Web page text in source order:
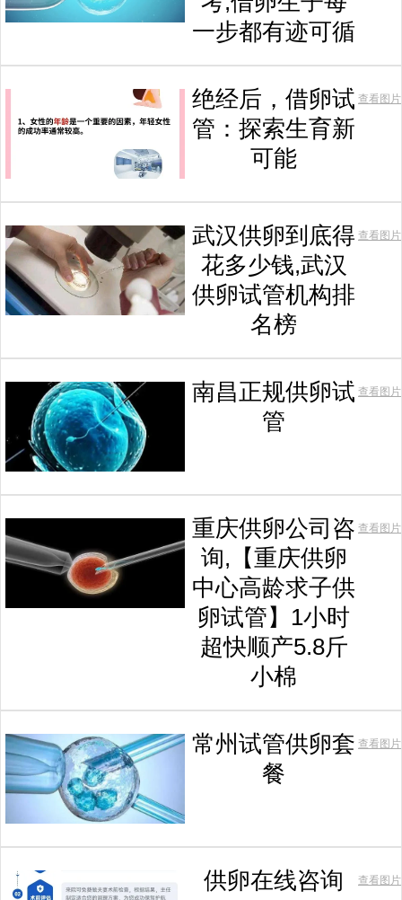
一步都有迹可循
绝经后，借卵试
管：探索生育新
可能
查看图片
武汉供卵到底得
花多少钱,武汉
供卵试管机构排
名榜
查看图片
南昌正规供卵试
管
查看图片
重庆供卵公司咨
询,【重庆供卵
中心高龄求子供
卵试管】1小时
超快顺产5.8斤
小棉
查看图片
常州试管供卵套
餐
查看图片
供卵在线咨询 查看图片